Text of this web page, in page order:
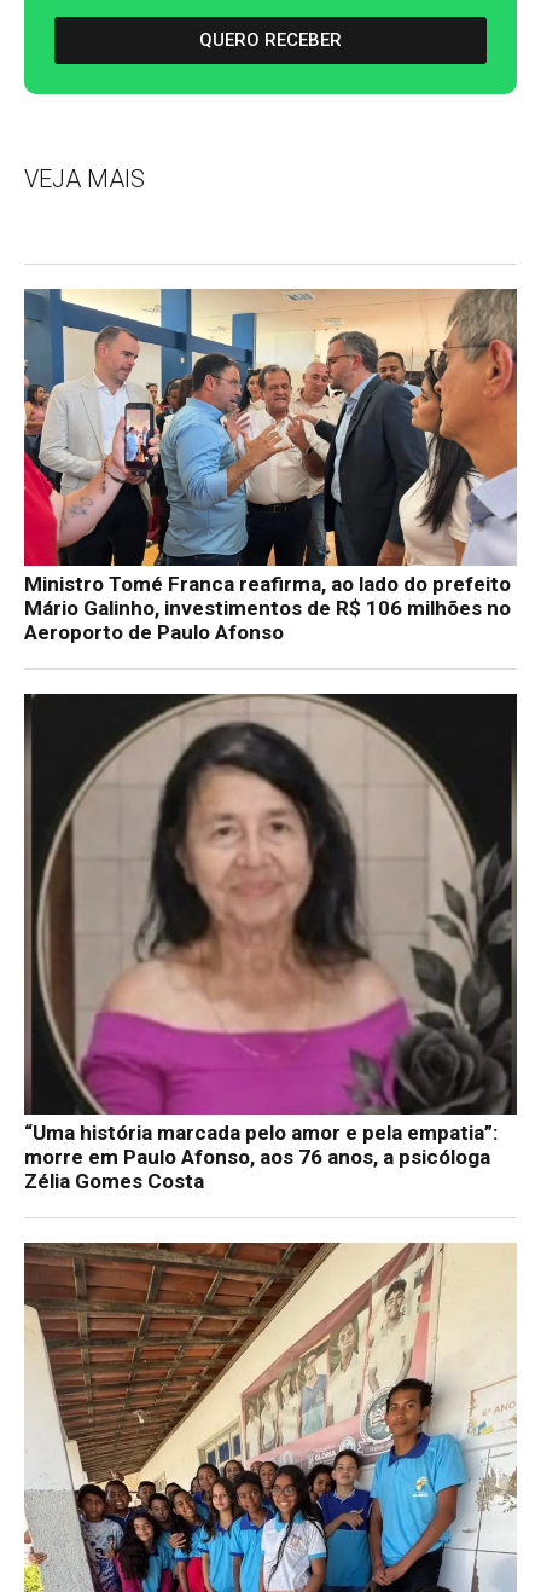
QUERO RECEBER
VEJA MAIS
Ministro Tomé Franca reafirma, ao lado do prefeito
Mário Galinho, investimentos de R$ 106 milhões no
Aeroporto de Paulo Afonso
“Uma história marcada pelo amor e pela empatia”:
morre em Paulo Afonso, aos 76 anos, a psicóloga
Zélia Gomes Costa